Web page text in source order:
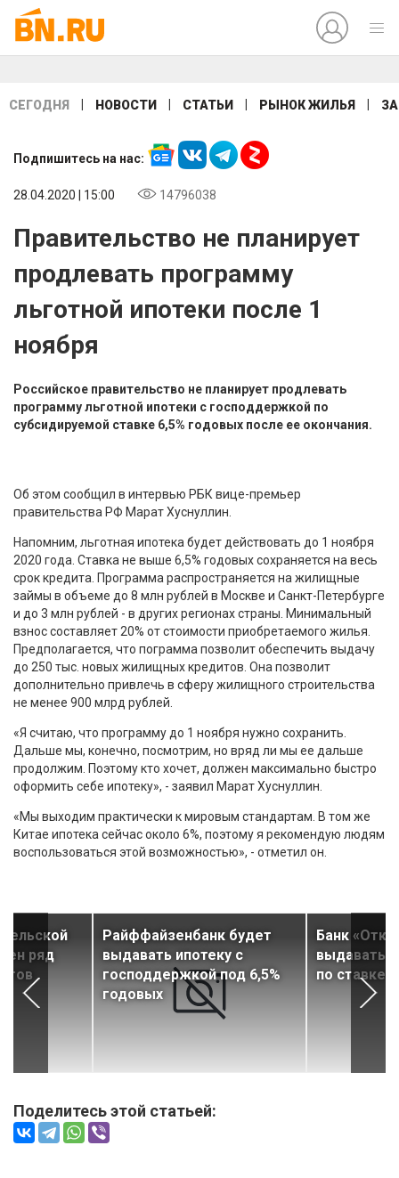
СЕГОДНЯ НОВОСТИ СТАТЬИ РЫНОК ЖИЛЬЯ
Подпишитесь на нас:
28.04.2020 | 15:00 14796038
Правительство не планирует
продлевать программу
льготной ипотеки после 1
ноября
Российское правительство не планирует продлевать
программу льготной ипотеки с господдержкой по
субсидируемой ставке 6,5% годовых после ее окончания.
Об этом сообщил в интервью РБК вице-премьер
правительства РФ Марат Хуснуллин.
Напомним, льготная ипотека будет действовать до 1 ноября
2020 года. Ставка не выше 6,5% годовых сохраняется на весь
срок кредита. Программа распространяется на жилищные
займы в объеме до 8 млн рублей в Москве и Санкт-Петербурге
и до 3 млн рублей - в других регионах страны. Минимальный
взнос составляет 20% от стоимости приобретаемого жилья.
Предполагается, что пограмма позволит обеспечить выдачу
до 250 тыс. новых жилищных кредитов. Она позволит
дополнительно привлечь в сферу жилищного строительства
не менее 900 млрд рублей.
«Я считаю, что программу до 1 ноября нужно сохранить.
Дальше мы, конечно, посмотрим, но вряд ли мы ее дальше
продолжим. Поэтому кто хочет, должен максимально быстро
оформить себе ипотеку», - заявил Марат Хуснуллин.
«Мы выходим практически к мировым стандартам. В том же
Китае ипотека сейчас около 6%, поэтому я рекомендую людям
воспользоваться этой возможностью», - отметил он.
ряд
Райффайзенбанк будет
выдавать ипотеку с
господдержкой под 6,5%
годовых
Банк
выдавать
по ставке
Поделитесь этой статьей: